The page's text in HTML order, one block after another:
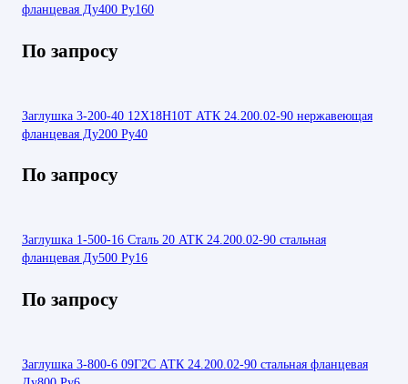
фланцевая Ду400 Ру160
По запросу
Заглушка 3-200-40 12Х18Н10Т АТК 24.200.02-90 нержавеющая
фланцевая Ду200 Ру40
По запросу
Заглушка 1-500-16 Сталь 20 АТК 24.200.02-90 стальная
фланцевая Ду500 Ру16
По запросу
Заглушка 3-800-6 09Г2С АТК 24.200.02-90 стальная фланцевая